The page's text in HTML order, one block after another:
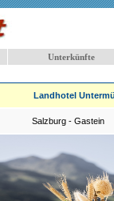
Unterkünfte
Landhotel
Salzburg - Gastein